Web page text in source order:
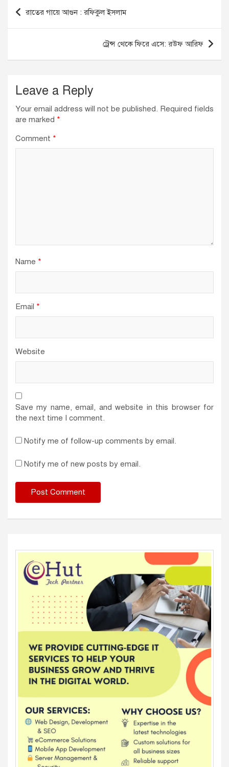
b
k
dI
n
A
p
p
Post
navigation
রাতের গায়ে আগুন : রফিকুল ইসলাম
ট্রেন্স থেকে ফিরে এসে: রউফ আরিফ
Leave a Reply
Your email address will not be published. Required fields
are marked *
Comment *
Name *
Email *
Website
Save my name, email, and website in this browser for
the next time I comment.
Notify me of follow-up comments by email.
Notify me of new posts by email.